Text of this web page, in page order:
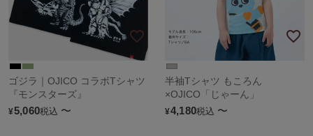
ゴジラ｜OJICO コラボTシャツ
『モンスターズ』
¥5,060税込 〜
半袖Tシャツ もころん
×OJICO「じゃーん」
¥4,180税込 〜